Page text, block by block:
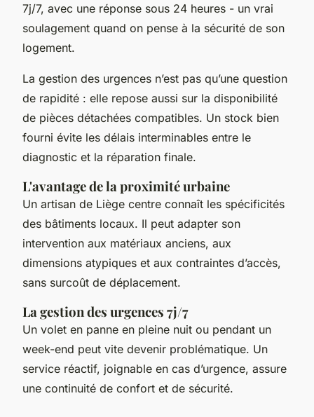
7j/7, avec une réponse sous 24 heures - un vrai
soulagement quand on pense à la sécurité de son
logement.
La gestion des urgences n’est pas qu’une question
de rapidité : elle repose aussi sur la disponibilité
de pièces détachées compatibles. Un stock bien
fourni évite les délais interminables entre le
diagnostic et la réparation finale.
L'avantage de la proximité urbaine
Un artisan de Liège centre connaît les spécificités
des bâtiments locaux. Il peut adapter son
intervention aux matériaux anciens, aux
dimensions atypiques et aux contraintes d’accès,
sans surcoût de déplacement.
La gestion des urgences 7j/7
Un volet en panne en pleine nuit ou pendant un
week-end peut vite devenir problématique. Un
service réactif, joignable en cas d’urgence, assure
une continuité de confort et de sécurité.